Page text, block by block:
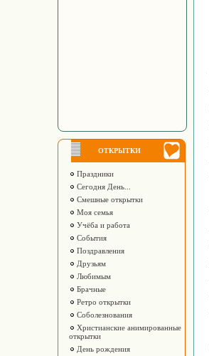
ОТКРЫТКИ
Праздники
Сегодня День...
Смешные открытки
Моя семья
Учёба и работа
События
Поздравления
Друзьям
Любимым
Брачные
Ретро открытки
Соболезнования
Христианские анимированные
открытки
День рождения